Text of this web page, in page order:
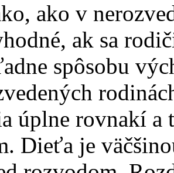
ako v
ak sa
spôsobu
úplne rovnakí a
Dieťa je